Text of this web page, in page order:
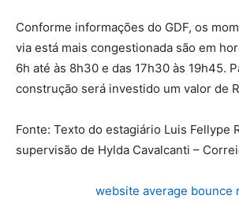
Conforme informações do GDF, os
via está mais congestionada são em
6h até às 8h30 e das 17h30 às 19h45.
construção será investido um valor de
Fonte: Texto do estagiário Luis Fellype
supervisão de Hylda Cavalcanti –
website average bounce